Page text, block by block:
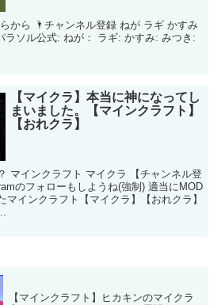
から 🌂チャンネル登録 ねが ラギ かすみ
ラソル公式: ねが： ラギ: かすみ: みつき:
【マイクラ】本当に神になってし
まいました。【マインクラフト】
【おれクラ】
マインクラフト マイクラ 【チャンネル登
のフォローもしようね(強制) 適当にMOD
マインクラフト【マイクラ】【おれクラ】
【マインクラフト】ヒカキンのマイクラ